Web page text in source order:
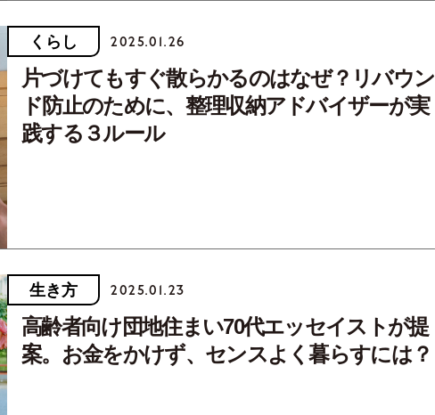
くらし 2025.01.26
片づけてもすぐ散らかるのはなぜ？リバウン
ド防止のために、整理収納アドバイザーが実
践する３ルール
生き方 2025.01.23
高齢者向け団地住まい70代エッセイストが提
案。お金をかけず、センスよく暮らすには？